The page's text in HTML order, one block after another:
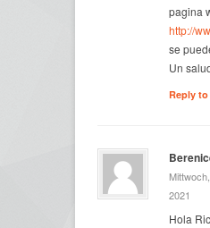
pagina
http://
se
Un
Reply
2021
Hola